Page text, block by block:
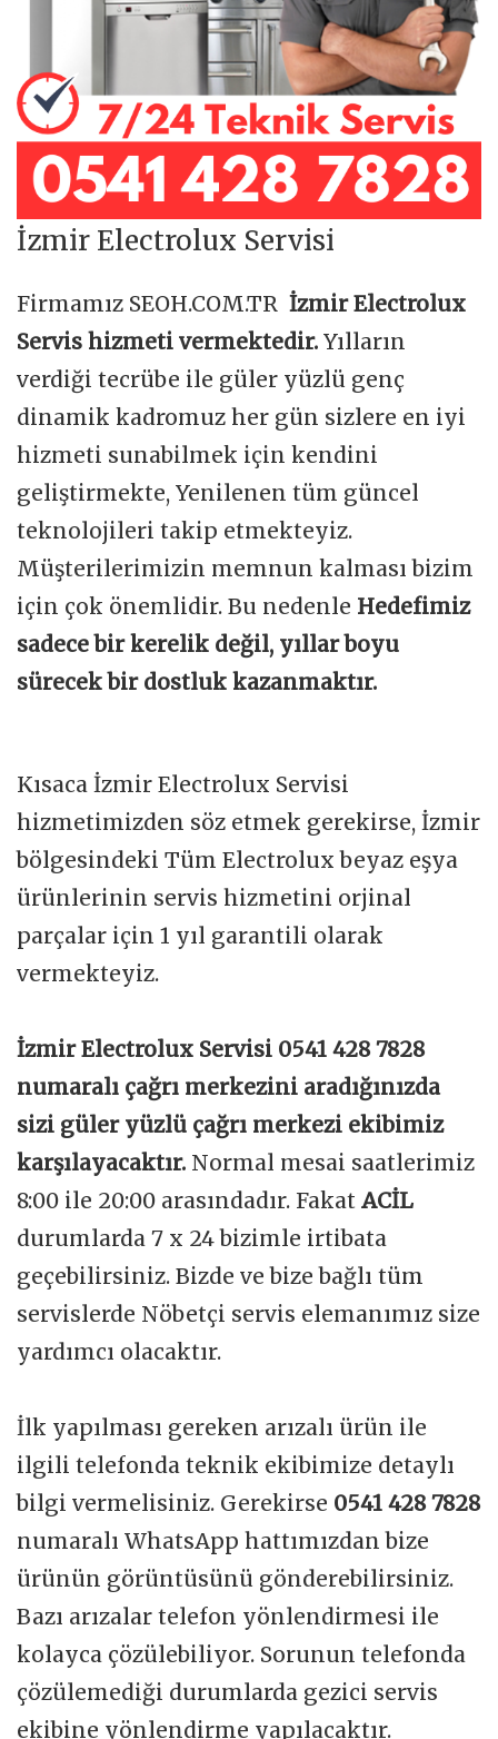
İzmir Electrolux Servisi
Firmamız SEOH.COM.TR İzmir Electrolux
Servis hizmeti vermektedir. Yılların
verdiği tecrübe ile güler yüzlü genç
dinamik kadromuz her gün sizlere en iyi
hizmeti sunabilmek için kendini
geliştirmekte, Yenilenen tüm güncel
teknolojileri takip etmekteyiz.
Müşterilerimizin memnun kalması bizim
için çok önemlidir. Bu nedenle Hedefimiz
sadece bir kerelik değil, yıllar boyu
sürecek bir dostluk kazanmaktır.
Kısaca İzmir Electrolux Servisi
hizmetimizden söz etmek gerekirse, İzmir
bölgesindeki Tüm Electrolux beyaz eşya
ürünlerinin servis hizmetini orjinal
parçalar için 1 yıl garantili olarak
vermekteyiz.
İzmir Electrolux Servisi 0541 428 7828
numaralı çağrı merkezini aradığınızda
sizi güler yüzlü çağrı merkezi ekibimiz
karşılayacaktır. Normal mesai saatlerimiz
8:00 ile 20:00 arasındadır. Fakat ACİL
durumlarda 7 x 24 bizimle irtibata
geçebilirsiniz. Bizde ve bize bağlı tüm
servislerde Nöbetçi servis elemanımız size
yardımcı olacaktır.
İlk yapılması gereken arızalı ürün ile
ilgili telefonda teknik ekibimize detaylı
bilgi vermelisiniz. Gerekirse 0541 428 7828
numaralı WhatsApp hattımızdan bize
ürünün görüntüsünü gönderebilirsiniz.
Bazı arızalar telefon yönlendirmesi ile
kolayca çözülebiliyor. Sorunun telefonda
çözülemediği durumlarda gezici servis
ekibine yönlendirme yapılacaktır.